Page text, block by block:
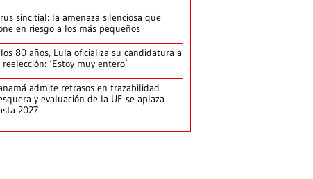
sincitial: la amenaza silenciosa que
en riesgo a los más pequeños
80 años, Lula oficializa su candidatura a
reelección: ‘Estoy muy entero’
admite retrasos en trazabilidad
y evaluación de la UE se aplaza
2027